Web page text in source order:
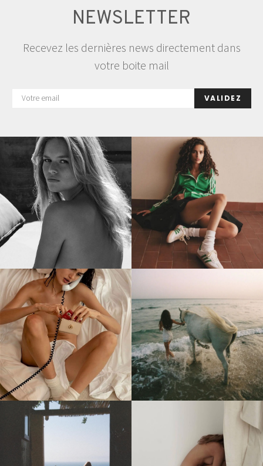
NEWSLETTER
Recevez les dernières news directement dans
votre boite mail
VALIDEZ